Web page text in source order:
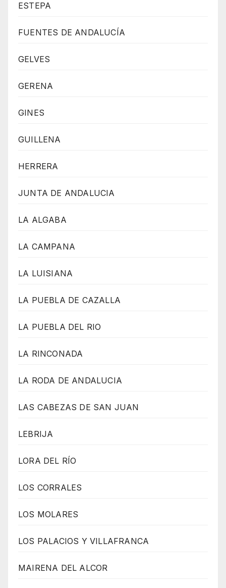
ESTEPA
FUENTES DE ANDALUCÍA
GELVES
GERENA
GINES
GUILLENA
HERRERA
JUNTA DE ANDALUCIA
LA ALGABA
LA CAMPANA
LA LUISIANA
LA PUEBLA DE CAZALLA
LA PUEBLA DEL RIO
LA RINCONADA
LA RODA DE ANDALUCIA
LAS CABEZAS DE SAN JUAN
LEBRIJA
LORA DEL RÍO
LOS CORRALES
LOS MOLARES
LOS PALACIOS Y VILLAFRANCA
MAIRENA DEL ALCOR